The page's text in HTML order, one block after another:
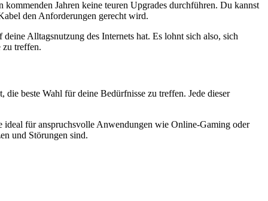
Jahren keine teuren Upgrades durchführen. Du kannst
den Anforderungen gerecht wird.
Alltagsnutzung des Internets hat. Es lohnt sich also, sich
zu treffen.
beste Wahl für deine Bedürfnisse zu treffen. Jede dieser
ideal für anspruchsvolle Anwendungen wie Online-Gaming oder
und Störungen sind.